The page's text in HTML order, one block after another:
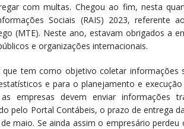
com multas. Chegou ao fim, nesta
Sociais (RAIS) 2023, referente
(MTE). Neste ano, estavam obrigados a
e organizações internacionais.
que tem como objetivo coletar informações
e para o planejamento e
empresas devem enviar informações
pelo Portal Contábeis, o prazo de entrega
maio. Se ainda assim o empresário